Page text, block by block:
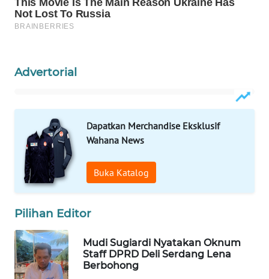
Advertorial
Dapatkan Merchandise Eksklusif
Wahana News
Buka Katalog
Pilihan Editor
Mudi Sugiardi Nyatakan Oknum
Staff DPRD Deli Serdang Lena
Berbohong
LPKKI
PORTAL
KONSUMEN
FORWAMKI
FORJASIDA
TAMBANG
NEWS